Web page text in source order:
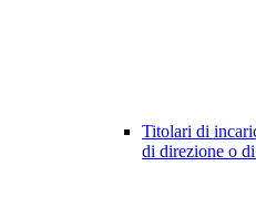
Titolari di
di direzione o